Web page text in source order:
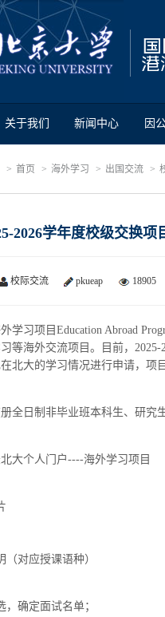
关于我们 新闻中心 因
首页 海外学习 出国交流
2026学年度校级交换项
校际交流 pkueap 18905
学习项目Education Abroad
等海外交流项目。目前，
北大的学习情况进行申请，项
全日制非毕业班本科生、研究
大个人门户----海外学习项目
（对应授课语种）
，确定面试名单；